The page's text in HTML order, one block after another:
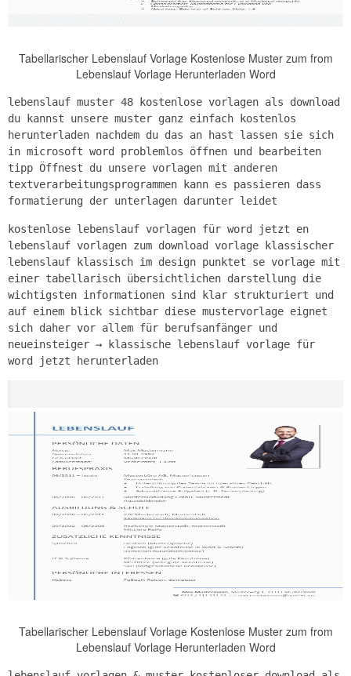
Tabellarischer Lebenslauf Vorlage Kostenlose Muster zum from
Lebenslauf Vorlage Herunterladen Word
lebenslauf muster 48 kostenlose vorlagen als download
du kannst unsere muster ganz einfach kostenlos
herunterladen nachdem du das an hast lassen sie sich
in microsoft word problemlos öffnen und bearbeiten
tipp Öffnest du unsere vorlagen mit anderen
textverarbeitungsprogrammen kann es passieren dass
formatierung der unterlagen darunter leidet
kostenlose lebenslauf vorlagen für word jetzt en
lebenslauf vorlagen zum download vorlage klassischer
lebenslauf klassisch im design punktet se vorlage mit
einer tabellarisch übersichtlichen darstellung die
wichtigsten informationen sind klar strukturiert und
auf einem blick sichtbar diese mustervorlage eignet
sich daher vor allem für berufsanfänger und
neueinsteiger → klassische lebenslauf vorlage für
word jetzt herunterladen
Tabellarischer Lebenslauf Vorlage Kostenlose Muster zum from
Lebenslauf Vorlage Herunterladen Word